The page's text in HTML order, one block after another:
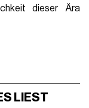
dieser Ära
LIEST